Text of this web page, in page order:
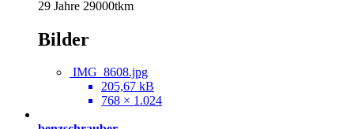
29 Jahre 29000tkm
Bilder
IMG_8608.jpg
205,67 kB
768 × 1.024